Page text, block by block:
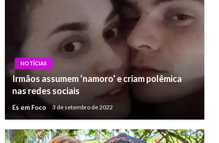
NOTÍCIAS
Irmãos assumem ‘namoro’ e criam polêmica
nas redes sociais
Es em Foco 3 de setembro de 2022